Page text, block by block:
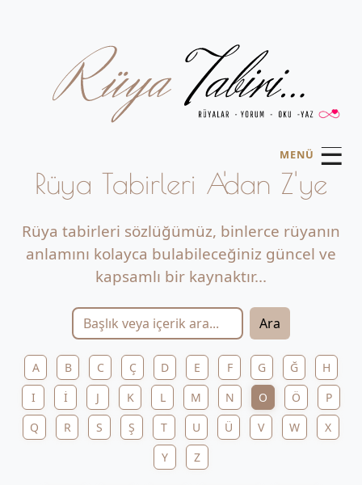
MENÜ ☰
Rüya Tabirleri A'dan Z'ye
Rüya tabirleri sözlüğümüz, binlerce rüyanın
anlamını kolayca bulabileceğiniz güncel ve
kapsamlı bir kaynaktır...
Ara
A B C Ç D E F G Ğ
H
I
İ J K L M N O Ö
P
Q
R S Ş T U Ü V W
X
Y
Z